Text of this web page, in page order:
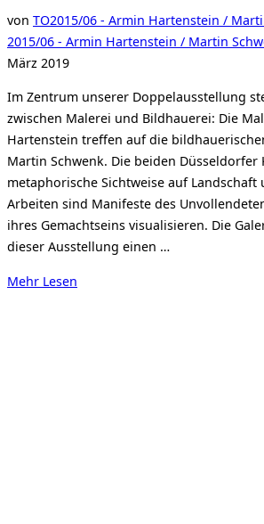
von TO2015/06 - Armin Hartenstein /
2015/06 - Armin Hartenstein / Martin
März 2019
Im Zentrum unserer Doppelausstellung
zwischen Malerei und Bildhauerei: Die
Hartenstein treffen auf die
Martin Schwenk. Die beiden
metaphorische Sichtweise auf Landschaft
Arbeiten sind Manifeste des
ihres Gemachtseins visualisieren. Die
dieser Ausstellung einen …
Mehr über
Lesen